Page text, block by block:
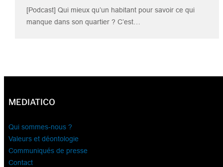
[Podcast] Qui mieux qu’un habitant pour savoir ce qui
manque dans son quartier ? C’est…
MEDIATICO
Qui sommes-nous ?
Valeurs et déontologie
Communiqués de presse
Contact